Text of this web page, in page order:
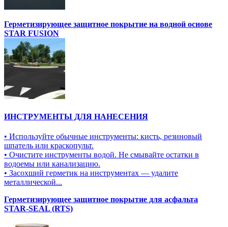
Герметизирующее защитное покрытие на водной основе
STAR FUSION
ИНСТРУМЕНТЫ ДЛЯ НАНЕСЕНИЯ
• Используйте обычные инструменты: кисть, резиновый
шпатель или краскопульт.
• Очистите инструменты водой. Не смывайте остатки в
водоемы или канализацию.
• Засохший герметик на инструментах — удалите
металлической...
Герметизирующее защитное покрытие для асфальта
STAR-SEAL (RTS)